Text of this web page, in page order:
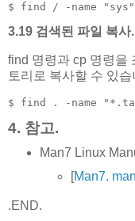
$ find / -name
3.19 검색된 파일 복
find 명령과 cp 명령을
토리로 복사할 수 있습
$ find . -name
4. 참고.
Man7 Linux
[Man7.
.END.